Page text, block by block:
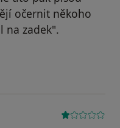
očernit někoho
na zadek".
Váš účet byl odstraněn